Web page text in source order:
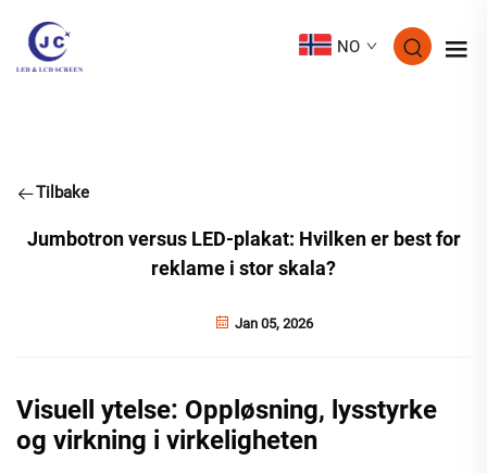
NO
Tilbake
Jumbotron versus LED-plakat: Hvilken er best for
reklame i stor skala?
Jan 05, 2026
Visuell ytelse: Oppløsning, lysstyrke
og virkning i virkeligheten